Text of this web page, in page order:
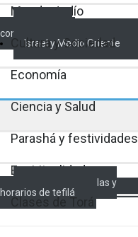
Mundo Judío
comunitaria
Israel y Medio Oriente
Cultura y Sociedad
Economía
Ciencia y Salud
Parashá y festividades
Espiritualidad
Encendido de velas y
horarios de tefilá